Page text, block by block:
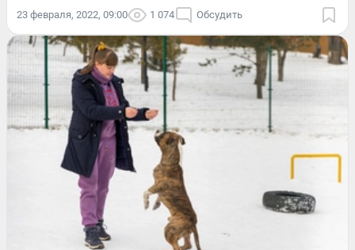
23 февраля, 2022, 09:00 1 074 Обсудить